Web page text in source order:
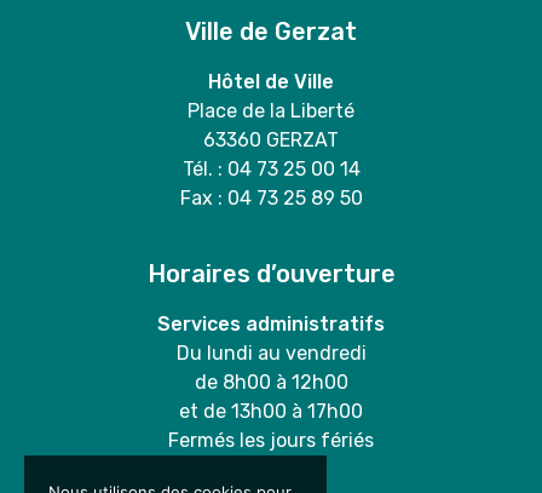
Ville de Gerzat
Hôtel de Ville
Place de la Liberté
63360 GERZAT
Tél. : 04 73 25 00 14
Fax : 04 73 25 89 50
Horaires d’ouverture
Services administratifs
Du lundi au vendredi
de 8h00 à 12h00
et de 13h00 à 17h00
Fermés les jours fériés